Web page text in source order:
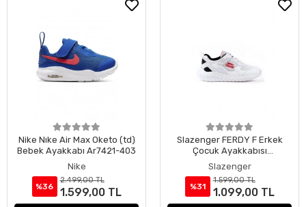
Nike Nıke Air Max Oketo (td)
Bebek Ayakkabı Ar7421-403
Nike
%36
2.499,00 TL
1.599,00 TL
Slazenger FERDY F Erkek
Çocuk Ayakkabısı
SA12LF247-000
Slazenger
%31
1.599,00 TL
1.099,00 TL